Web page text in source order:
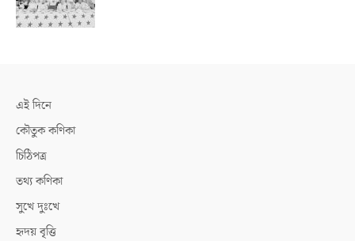
এই দিনে
কৌতুক কণিকা
চিঠিপত্র
তথ্য কণিকা
সুখে দুঃখে
হৃদয় বৃত্তি